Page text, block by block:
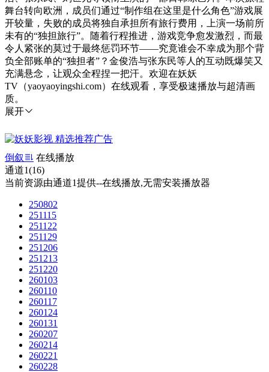
舞台转向欧洲，成员们通过“制作组在这里是什么角色”游戏展
开较量，失败的成员将独自承担所有旅行费用，上演一场前所
未有的“独担旅行”。随着行程推进，游戏竞争愈发激烈，而最
令人紧张的莫过于最终惩罚环节——究竟谁会不幸成为那个背
负全部账单的“独担者”？金俊浩与张东民等人的互动既爆笑又
充满悬念，让观众全程捏一把汗。欢迎在妖妖
TV（yaoyaoyingshi.com）在线观看，享受极速播放与超清画
质。
展开
倒叙
在线播放
通道1(16)
当前资源由通道1提供--在线播放,无需安装播放器
250802
251115
251122
251129
251206
251213
251220
260103
260110
260117
260124
260131
260207
260214
260221
260228